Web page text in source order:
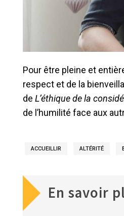
Pour être pleine et
respect et de la
de L’éthique de la
de l’humilité face aux
ACCUEILLIR ALTÉRITÉ
En savoir